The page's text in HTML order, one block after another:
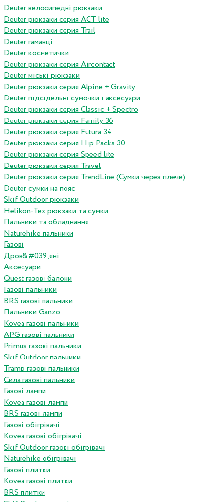
Deuter велосипедні рюкзаки
Deuter рюкзаки серия ACT lite
Deuter рюкзаки серия Trail
Deuter гаманці
Deuter косметички
Deuter рюкзаки серия Aircontact
Deuter міські рюкзаки
Deuter рюкзаки серия Alpine + Gravity
Deuter підсідельні сумочки і аксесуари
Deuter рюкзаки серия Classic + Spectro
Deuter рюкзаки серия Family 36
Deuter рюкзаки серия Futura 34
Deuter рюкзаки серия Hip Packs 30
Deuter рюкзаки серия Speed lite
Deuter рюкзаки серия Travel
Deuter рюкзаки серия TrendLine (Сумки через плече)
Deuter сумки на пояс
Skif Outdoor рюкзаки
Helikon-Tex рюкзаки та сумки
Пальники та обладнання
Naturehike пальники
Газові
Дров&#039;яні
Аксесуари
Quest газові балони
Газові пальники
BRS газові пальники
Пальники Ganzo
Kovea газові пальники
APG газові пальники
Primus газові пальники
Skif Outdoor пальники
Tramp газові пальники
Сила газові пальники
Газові лампи
Kovea газові лампи
BRS газові лампи
Газові обігрівачі
Kovea газові обігрівачі
Skif Outdoor газові обігрівачі
Naturehike обігрівачі
Газові плитки
Kovea газові плитки
BRS плитки